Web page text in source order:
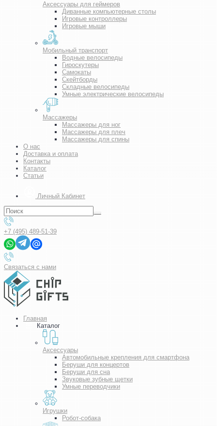
Аксессуары для геймеров
Диванные компьютерные столы
Игровые контроллеры
Игровые мыши
Мобильный транспорт
Водные велосипеды
Гироскутеры
Самокаты
Скейтборды
Складные велосипеды
Умные электрические велосипеды
Массажеры
Массажеры для ног
Массажеры для плеч
Массажеры для спины
О нас
Доставка и оплата
Контакты
Каталог
Статьи
Личный Кабинет
+7 (495) 489-51-39
Связаться с нами
Главная
Каталог
Аксессуары
Автомобильные крепления для смартфона
Беруши для концертов
Беруши для сна
Звуковые зубные щетки
Умные переводчики
Игрушки
Робот-собака